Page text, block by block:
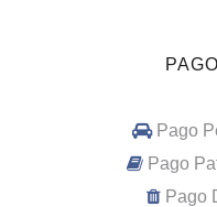
Pago
Pago
Pago